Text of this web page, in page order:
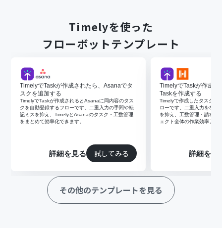
Timelyを使った
フローボットテンプレート
TimelyでTaskが作成されたら、Asanaでタ
スクを追加する
TimelyでTaskが作成されるとAsanaに同内容のタス
クを自動登録するフローです。二重入力の手間や転
記ミスを抑え、TimelyとAsanaのタスク・工数管理
をまとめて効率化できます。
詳細を見る 試してみる
TimelyでTaskが作成
Taskを作成する
Timelyで作成したタスクを
ローです。二重入力をなく
を抑え、工数管理・請求書
ェクト全体の作業効率アッ
詳細を見
その他のテンプレートを見る